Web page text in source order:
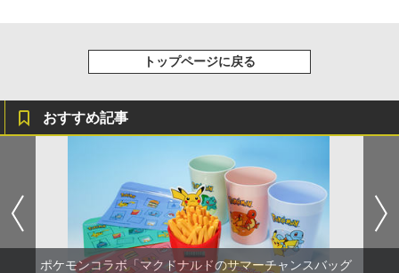
トップページに戻る
おすすめ記事
ポケモンコラボ「マクドナルドのサマーチャンスバッグ